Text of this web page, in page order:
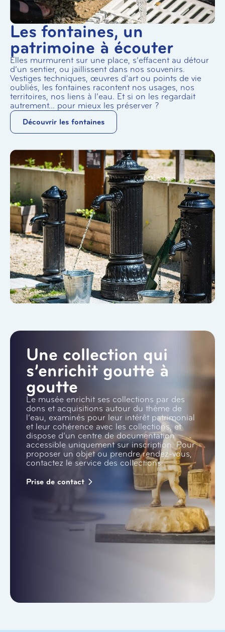
Les fontaines, un
patrimoine à écouter
Elles murmurent sur une place, s’effacent au détour
d’un sentier, ou jaillissent dans nos souvenirs.
Vestiges techniques, œuvres d’art ou points de vie
oubliés, les fontaines racontent nos usages, nos
territoires, nos liens à l’eau. Et si on les regardait
autrement… pour mieux les préserver ?
Découvrir les fontaines
Une collection qui
s’enrichit goutte à
goutte
Le musée enrichit ses collections par des
dons et acquisitions autour du thème de
l’eau, examinés pour leur intérêt patrimonial
et leur cohérence avec les collections, et
dispose d’un centre de documentation
accessible uniquement sur inscription. Pour
proposer un objet ou prendre rendez-vous,
contactez le service des collections.
Prise de contact